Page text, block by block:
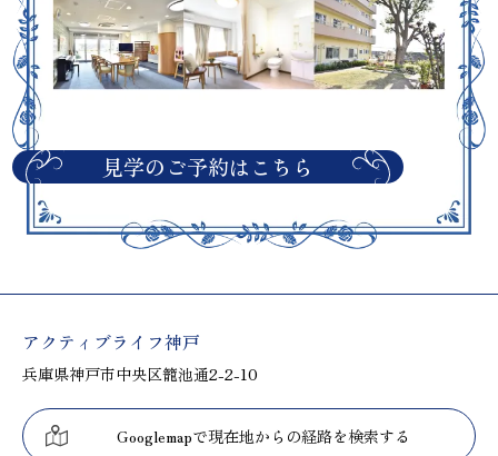
見学のご予約はこちら
アクティブライフ神戸
兵庫県神戸市中央区籠池通2-2-10
Googlemapで現在地からの経路を検索する